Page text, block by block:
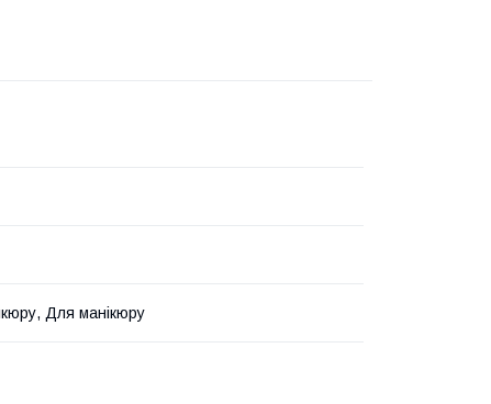
Для манікюру